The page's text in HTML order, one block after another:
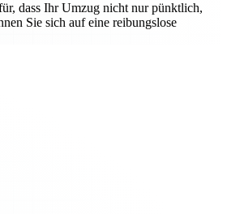
dass Ihr Umzug nicht nur pünktlich,
Sie sich auf eine reibungslose